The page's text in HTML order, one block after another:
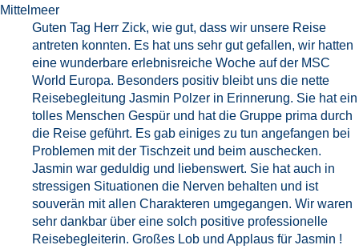
Mittelmeer
Guten Tag Herr Zick, wie gut, dass wir unsere Reise
antreten konnten. Es hat uns sehr gut gefallen, wir hatten
eine wunderbare erlebnisreiche Woche auf der MSC
World Europa. Besonders positiv bleibt uns die nette
Reisebegleitung Jasmin Polzer in Erinnerung. Sie hat ein
tolles Menschen Gespür und hat die Gruppe prima durch
die Reise geführt. Es gab einiges zu tun angefangen bei
Problemen mit der Tischzeit und beim auschecken.
Jasmin war geduldig und liebenswert. Sie hat auch in
stressigen Situationen die Nerven behalten und ist
souverän mit allen Charakteren umgegangen. Wir waren
sehr dankbar über eine solch positive professionelle
Reisebegleiterin. Großes Lob und Applaus für Jasmin !